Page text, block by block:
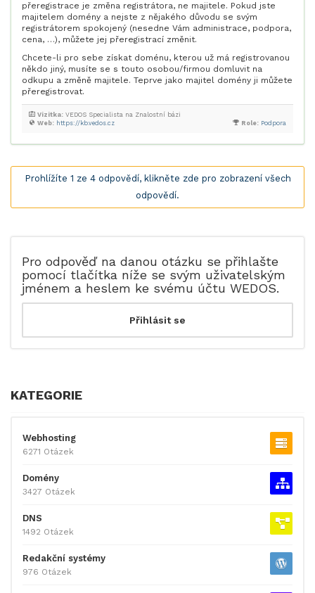
přeregistrace je změna registrátora, ne majitele. Pokud jste
majitelem domény a nejste z nějakého důvodu se svým
registrátorem spokojený (nesedne Vám administrace, podpora,
cena, …), můžete jej přeregistrací změnit.
Chcete-li pro sebe získat doménu, kterou už má registrovanou
někdo jiný, musíte se s touto osobou/firmou domluvit na
odkupu a změně majitele. Teprve jako majitel domény ji můžete
přeregistrovat.
Role: Podpora
Web: https://kb.vedos.cz
Vizitka: VEDOS Specialista na Znalostní bázi
Prohlížíte 1 ze 4 odpovědí, klikněte zde pro zobrazení všech
odpovědí.
Pro odpověď na danou otázku se přihlašte
pomocí tlačítka níže se svým uživatelským
jménem a heslem ke svému účtu WEDOS.
KATEGORIE
Webhosting
6271 Otázek
Domény
3427 Otázek
DNS
1492 Otázek
Redakční systémy
976 Otázek